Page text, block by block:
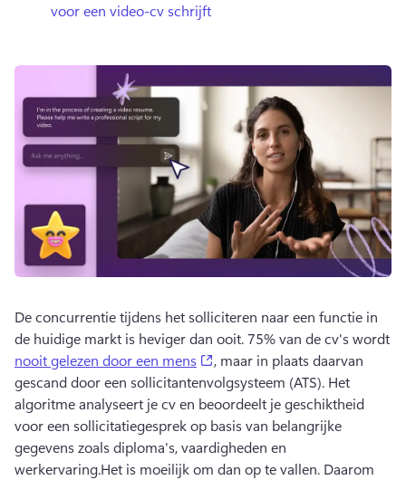
voor een video-cv schrijft
De concurrentie tijdens het solliciteren naar een functie in
nooit gelezen door een mens
(opens in a new tab)
, maar in plaats daarvan
gescand door een sollicitantenvolgsysteem (ATS). Het
algoritme analyseert je cv en beoordeelt je geschiktheid
voor een sollicitatiegesprek op basis van belangrijke
gegevens zoals diploma's, vaardigheden en
werkervaring.Het is moeilijk om dan op te vallen. Daarom